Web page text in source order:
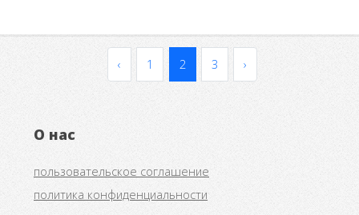
‹ 1 2 3 ›
О нас
пользовательское соглашение
политика конфиденциальности